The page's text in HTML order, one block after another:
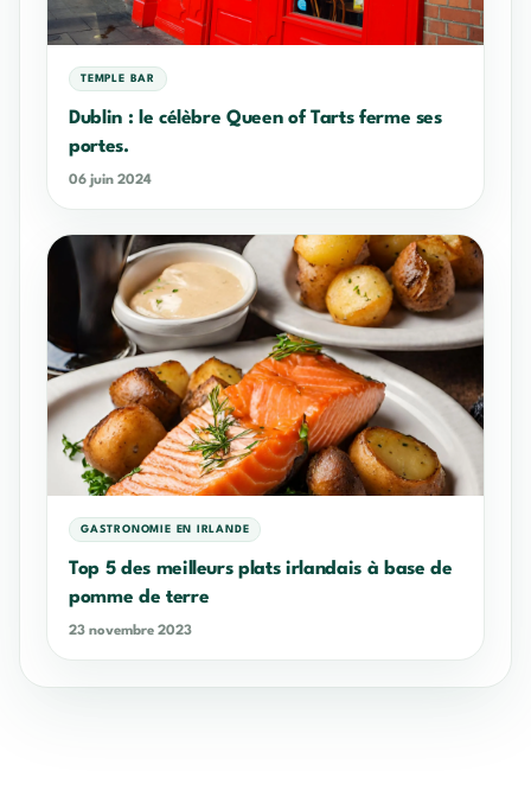
TEMPLE BAR
Dublin : le célèbre Queen of Tarts ferme ses
portes.
06 juin 2024
GASTRONOMIE EN IRLANDE
Top 5 des meilleurs plats irlandais à base de
pomme de terre
23 novembre 2023